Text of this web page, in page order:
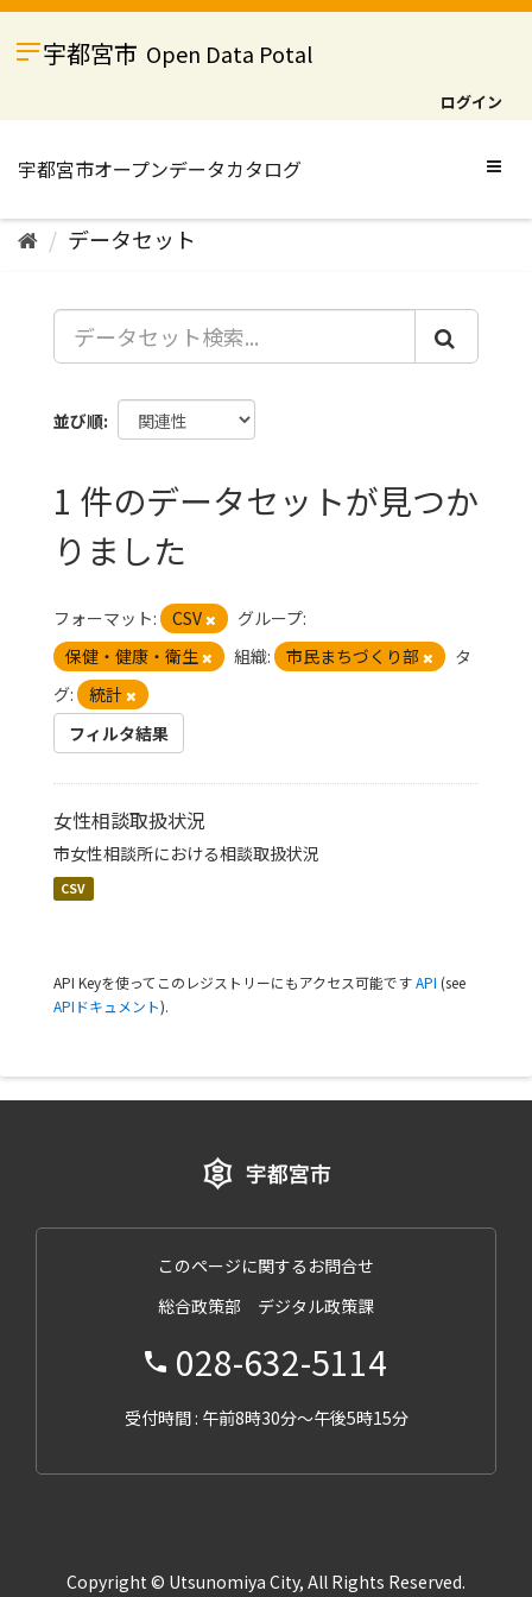
ス
宇都宮市 Open Data Potal
ログイン
データセット
並び順
1 件のデータセットが見つか
りました
フォーマット: CSV
グループ:
保健・健康・衛生
組織: 市民まちづくり部
タ
グ:
統計
フィルタ結果
女性相談取扱状況
市女性相談所における相談取扱状況
CSV
API Keyを使ってこのレジストリーにもアクセス可能ですAPI (see
APIドキュメント).
このページに関するお問合せ
総合政策部 デジタル政策課
028-632-5114
受付時間 : 午前8時30分～午後5時15分
Copyright © Utsunomiya City, All Rights Reserved.